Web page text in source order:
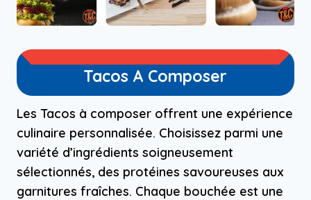
Tacos A Composer
Les Tacos à composer offrent une expérience
culinaire personnalisée. Choisissez parmi une
variété d’ingrédients soigneusement
sélectionnés, des protéines savoureuses aux
garnitures fraîches. Chaque bouchée est une